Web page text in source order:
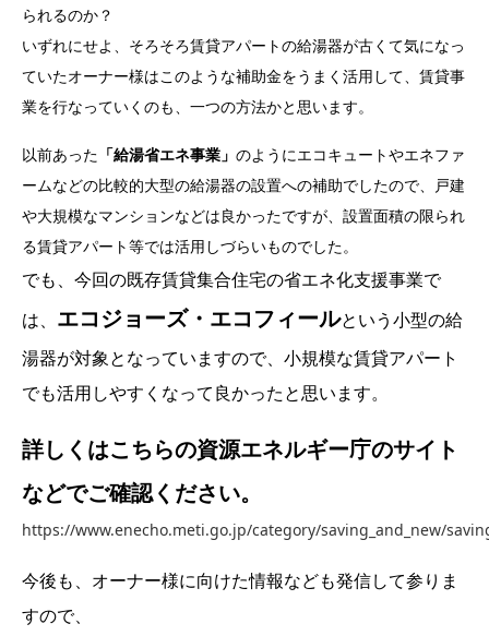
られるのか？
いずれにせよ、そろそろ賃貸アパートの給湯器が古くて気になっ
ていたオーナー様はこのような補助金をうまく活用して、賃貸事
業を行なっていくのも、一つの方法かと思います。
以前あった 「給湯省エネ事業」 のようにエコキュートやエネファ
ームなどの比較的大型の給湯器の設置への補助でしたので、戸建
や大規模なマンションなどは良かったですが、設置面積の限られ
る賃貸アパート等では活用しづらいものでした。
でも、今回の既存賃貸集合住宅の省エネ化支援事業で
は、 エコジョーズ・エコフィールという小型の給
湯器が対象となっていますので、小規模な賃貸アパート
でも活用しやすくなって良かったと思います。
詳しくはこちらの資源エネルギー庁のサイト
などでご確認ください。
https://www.enecho.meti.go.jp/category/saving_and_new/
今後も、オーナー様に向けた情報なども発信して参りま
すので、